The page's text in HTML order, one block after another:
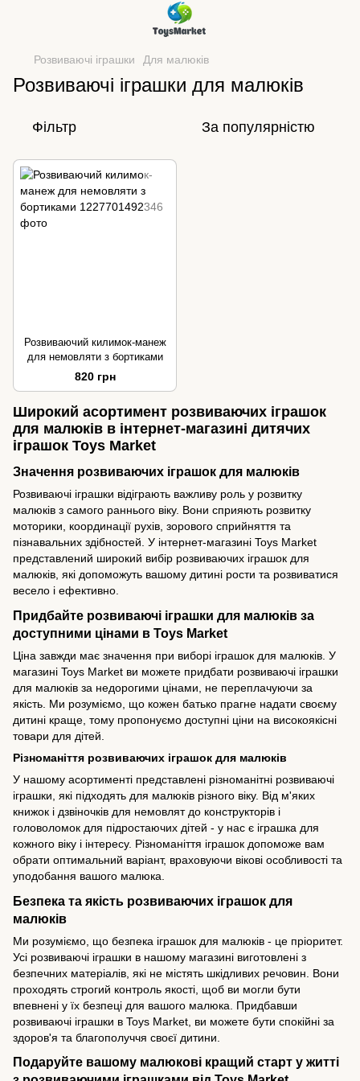
Розвиваючі іграшки Для малюків
Розвиваючі іграшки для малюків
Фільтр За популярністю
Розвиваючий килимок-манеж
для немовляти з бортиками
820 грн
Широкий асортимент розвиваючих іграшок
для малюків в інтернет-магазині дитячих
іграшок Toys Market
Значення розвиваючих іграшок для малюків
Розвиваючі іграшки відіграють важливу роль у розвитку
малюків з самого раннього віку. Вони сприяють розвитку
моторики, координації рухів, зорового сприйняття та
пізнавальних здібностей. У інтернет-магазині Toys Market
представлений широкий вибір розвиваючих іграшок для
малюків, які допоможуть вашому дитині рости та розвиватися
весело і ефективно.
Придбайте розвиваючі іграшки для малюків за
доступними цінами в Toys Market
Ціна завжди має значення при виборі іграшок для малюків. У
магазині Toys Market ви можете придбати розвиваючі іграшки
для малюків за недорогими цінами, не переплачуючи за
якість. Ми розуміємо, що кожен батько прагне надати своєму
дитині краще, тому пропонуємо доступні ціни на високоякісні
товари для дітей.
Різноманіття розвиваючих іграшок для малюків
У нашому асортименті представлені різноманітні розвиваючі
іграшки, які підходять для малюків різного віку. Від м'яких
книжок і дзвіночків для немовлят до конструкторів і
головоломок для підростаючих дітей - у нас є іграшка для
кожного віку і інтересу. Різноманіття іграшок допоможе вам
обрати оптимальний варіант, враховуючи вікові особливості та
уподобання вашого малюка.
Безпека та якість розвиваючих іграшок для
малюків
Ми розуміємо, що безпека іграшок для малюків - це пріоритет.
Усі розвиваючі іграшки в нашому магазині виготовлені з
безпечних матеріалів, які не містять шкідливих речовин. Вони
проходять строгий контроль якості, щоб ви могли бути
впевнені у їх безпеці для вашого малюка. Придбавши
розвиваючі іграшки в Toys Market, ви можете бути спокійні за
здоров'я та благополуччя своєї дитини.
Подаруйте вашому малюкові кращий старт у житті